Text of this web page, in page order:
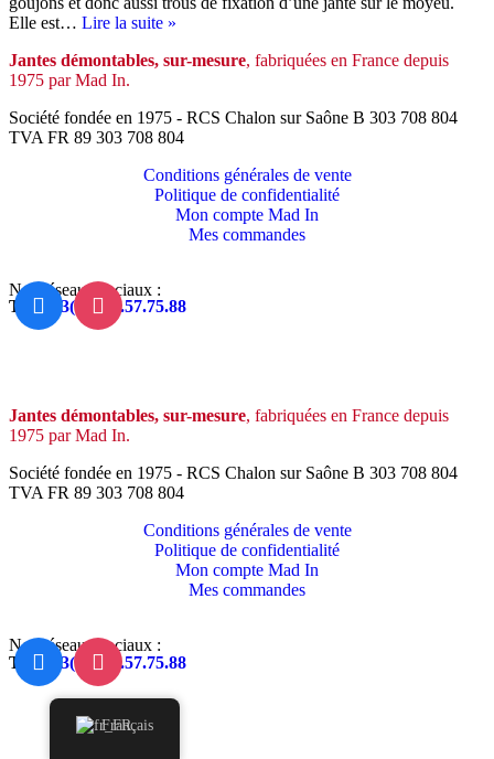
Elle est… Lire la suite »
l’entraxe
?
Jantes démontables, sur-mesure, fabriquées en France depuis
1975 par Mad In.
Société fondée en 1975 - RCS Chalon sur Saône B 303 708 804
TVA FR 89 303 708 804
Conditions générales de vente
Politique de confidentialité
Mon compte Mad In
Mes commandes
Nos réseaux sociaux :
Tel:
+33(0)3.85.57.75.88
Jantes démontables, sur-mesure, fabriquées en France depuis
1975 par Mad In.
Société fondée en 1975 - RCS Chalon sur Saône B 303 708 804
TVA FR 89 303 708 804
Conditions générales de vente
Politique de confidentialité
Mon compte Mad In
Mes commandes
Nos réseaux sociaux :
Tel:
+33(0)3.85.57.75.88
Français